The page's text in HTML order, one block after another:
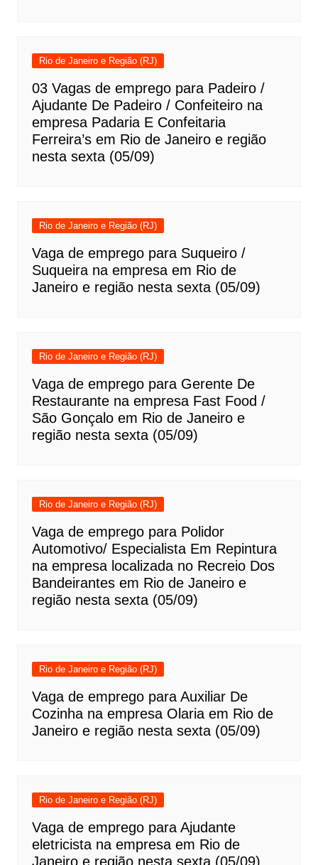
Rio de Janeiro e Região (RJ)
03 Vagas de emprego para Padeiro /
Ajudante De Padeiro / Confeiteiro na
empresa Padaria E Confeitaria
Ferreira’s em Rio de Janeiro e região
nesta sexta (05/09)
Rio de Janeiro e Região (RJ)
Vaga de emprego para Suqueiro /
Suqueira na empresa em Rio de
Janeiro e região nesta sexta (05/09)
Rio de Janeiro e Região (RJ)
Vaga de emprego para Gerente De
Restaurante na empresa Fast Food /
São Gonçalo em Rio de Janeiro e
região nesta sexta (05/09)
Rio de Janeiro e Região (RJ)
Vaga de emprego para Polidor
Automotivo/ Especialista Em Repintura
na empresa localizada no Recreio Dos
Bandeirantes em Rio de Janeiro e
região nesta sexta (05/09)
Rio de Janeiro e Região (RJ)
Vaga de emprego para Auxiliar De
Cozinha na empresa Olaria em Rio de
Janeiro e região nesta sexta (05/09)
Rio de Janeiro e Região (RJ)
Vaga de emprego para Ajudante
eletricista na empresa em Rio de
Janeiro e região nesta sexta (05/09)